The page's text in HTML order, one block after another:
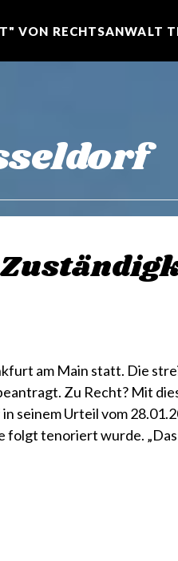
VON RECHTSANWALT
am Main statt. Die
Zu Recht? Mit
seinem Urteil vom
folgt tenoriert wurde.